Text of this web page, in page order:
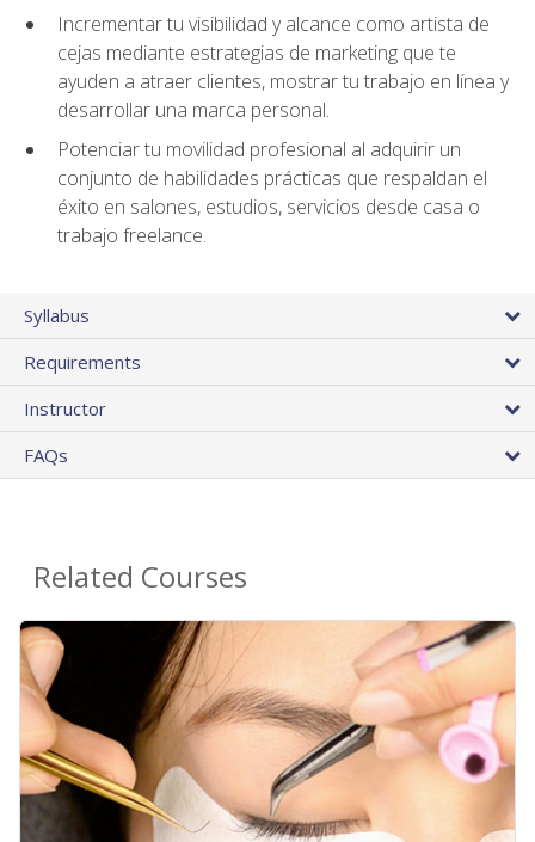
Incrementar tu visibilidad y alcance como artista de
cejas mediante estrategias de marketing que te
ayuden a atraer clientes, mostrar tu trabajo en línea y
desarrollar una marca personal.
Potenciar tu movilidad profesional al adquirir un
conjunto de habilidades prácticas que respaldan el
éxito en salones, estudios, servicios desde casa o
trabajo freelance.
Syllabus
Requirements
Instructor
FAQs
Related Courses